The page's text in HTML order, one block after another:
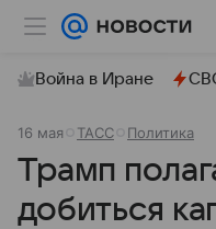
Война в Иране
16 мая ТАСС Политика
Трамп
добиться